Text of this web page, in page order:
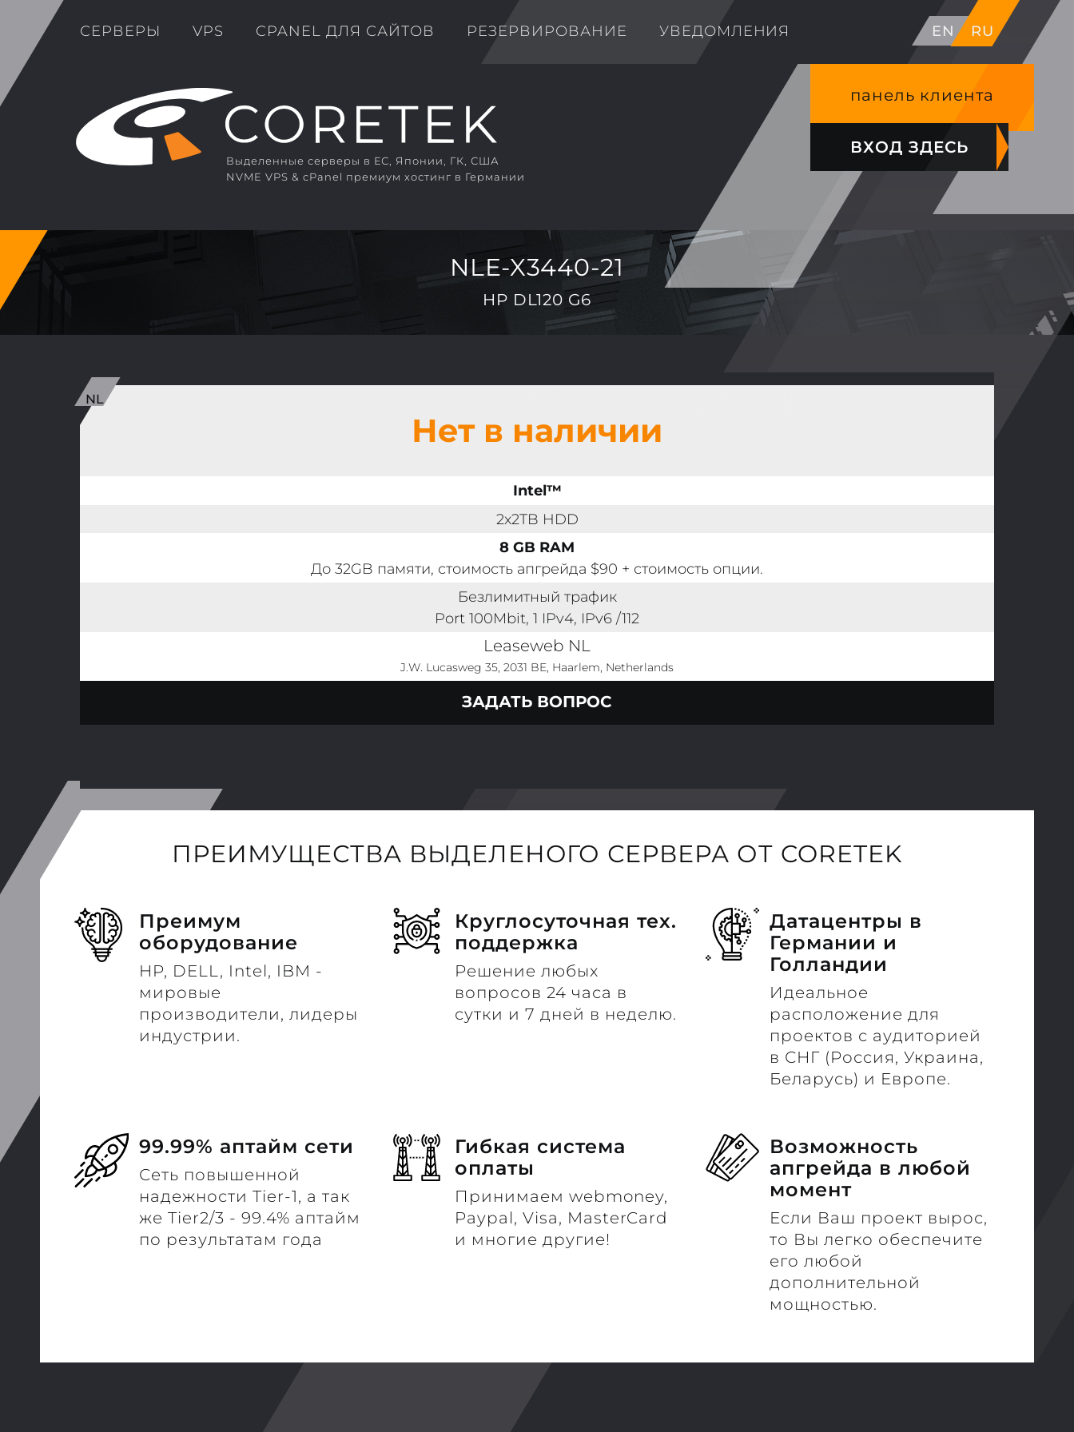
СЕРВЕРЫ VPS CPANEL ДЛЯ САЙТОВ РЕЗЕРВИРОВАНИЕ УВЕДОМЛЕНИЯ EN RU
Выделенные серверы в ЕС, Японии, ГК, США
NVME VPS & cPanel премиум хостинг в Германии
панель клиента
ВХОД ЗДЕСЬ
NLE-X3440-21
HP DL120 G6
Нет в наличии
Intel™
2x2TB HDD
8 GB RAM
До 32GB памяти, стоимость апгрейда $90 + стоимость опции.
Безлимитный трафик
Port 100Mbit, 1 IPv4, IPv6 /112
Leaseweb NL
J.W. Lucasweg 35, 2031 BE, Haarlem, Netherlands
ЗАДАТЬ ВОПРОС
ПРЕИМУЩЕСТВА ВЫДЕЛЕНОГО СЕРВЕРА ОТ CORETEK
Преимум
оборудование
HP, DELL, Intel, IBM -
мировые
производители, лидеры
индустрии.
Круглосуточная тех.
поддержка
Решение любых
вопросов 24 часа в
сутки и 7 дней в неделю.
Датацентры в
Германии и
Голландии
Идеальное
расположение для
проектов с аудиторией
в СНГ (Россия, Украина,
Беларусь) и Европе.
99.99% аптайм сети
Сеть повышенной
надежности Tier-1, а так
же Tier2/3 - 99.4% аптайм
по результатам года
Гибкая система
оплаты
Принимаем webmoney,
Paypal, Visa, MasterCard
и многие другие!
Возможность
апгрейда в любой
момент
Если Ваш проект вырос,
то Вы легко обеспечите
его любой
дополнительной
мощностью.